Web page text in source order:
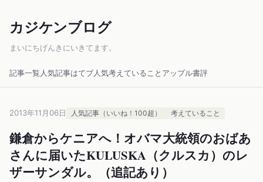
カジケンブログ
まいにちげんきにいきてます。
記事一覧 人気記事はてブ人気考えていること アップル書評
2013年11月06日 人気記事（いいね！100超） 考えていること
鎌倉からケニアへ！オバマ大統領のおばあ
さんに届いたKULUSKA（クルスカ）のレ
ザーサンダル。（追記あり）